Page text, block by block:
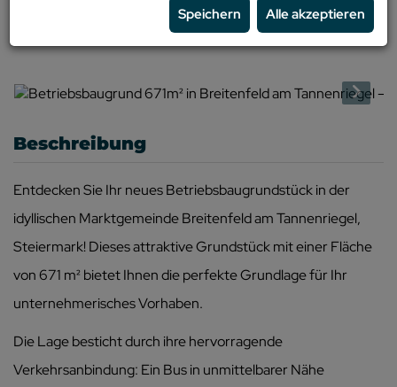
Beschreibung
Entdecken Sie Ihr neues Betriebsbaugrundstück in der
idyllischen Marktgemeinde Breitenfeld am Tannenriegel,
Steiermark! Dieses attraktive Grundstück mit einer Fläche
von 671 m² bietet Ihnen die perfekte Grundlage für Ihr
unternehmerisches Vorhaben.
Die Lage besticht durch ihre hervorragende
Verkehrsanbindung: Ein Bus in unmittelbarer Nähe
Speichern Alle akzeptieren